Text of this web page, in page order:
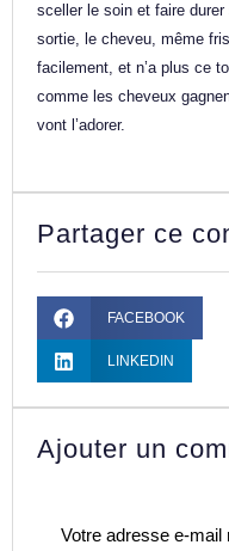
sceller le soin et faire
sortie, le cheveu, même
facilement, et n’a plus ce
comme les cheveux
vont l’adorer.
Partager ce
FACEBOOK
LINKEDIN
Ajouter un
Votre adresse e-mail